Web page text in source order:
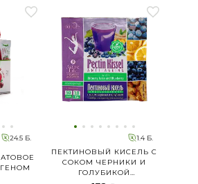
24.5 Б.
1.4 Б.
ПЕКТИНОВЫЙ КИСЕЛЬ С
СОКОМ ЧЕРНИКИ И
ГОЛУБИКОЙ